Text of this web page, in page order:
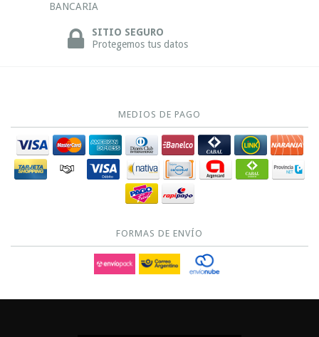
BANCARIA
SITIO SEGURO
Protegemos tus datos
MEDIOS DE PAGO
FORMAS DE ENVÍO